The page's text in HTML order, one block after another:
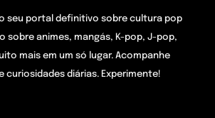
o seu portal definitivo sobre cultura pop
sobre animes, mangás, K-pop, J-pop,
mais em um só lugar. Acompanhe
curiosidades diárias. Experimente!